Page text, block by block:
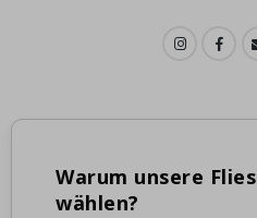
Warum unsere
wählen?